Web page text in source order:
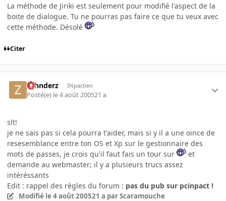
La méthode de Jiriki est seulement pour modifié l'aspect de la
boite de dialogue. Tu ne pourras pas faire ce que tu veux avec
cette méthode. Désolé
Citer
zahnderz INpactien
Posté(e) le 4 août 200521 a
slt!
je ne sais pas si cela pourra t'aider, mais si y il a une oince de
resesemblance entre ton OS et Xp sur le gestionnaire des
mots de passes, je crois qu'il faut fais un tour sur
et
demande au webmaster; il y a plusieurs trucs assez
intéréssants
Edit : rappel des règles du forum : pas du pub sur pcinpact !
Modifié le 4 août 200521 a par Scaramouche